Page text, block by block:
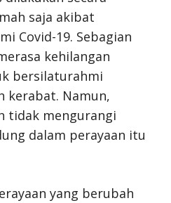
saja akibat
Covid-19. Sebagian
kehilangan
bersilaturahmi
kerabat. Namun,
tidak mengurangi
dalam perayaan itu
yang berubah